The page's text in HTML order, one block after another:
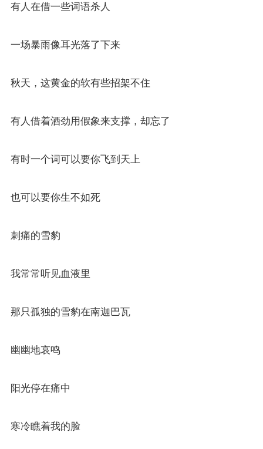
有人在借一些词语杀人
一场暴雨像耳光落了下来
秋天，这黄金的软有些招架不住
有人借着酒劲用假象来支撑，却忘了
有时一个词可以要你飞到天上
也可以要你生不如死
刺痛的雪豹
我常常听见血液里
那只孤独的雪豹在南迦巴瓦
幽幽地哀鸣
阳光停在痛中
寒冷瞧着我的脸